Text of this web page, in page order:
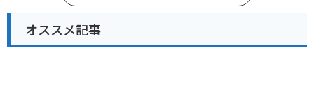
オススメ記事